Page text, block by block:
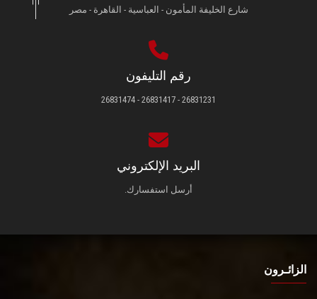
شارع الخليفة المأمون - العباسية - القاهرة - مصر
رقم التليفون
26831231 - 26831417 - 26831474
البريد الإلكتروني
أرسل استفسارك.
الزائـرون